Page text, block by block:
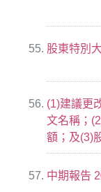
股東特別
(1)建議更
文名稱；
額；及(3)
中期報告